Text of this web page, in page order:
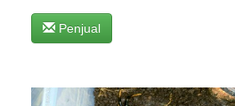
Penjual